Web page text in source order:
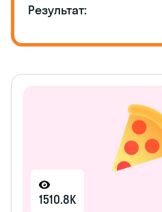
Результат:
1510.8K